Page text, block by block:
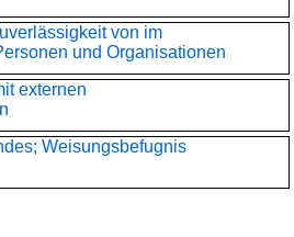
von im
und Organisationen
externen
Weisungsbefugnis